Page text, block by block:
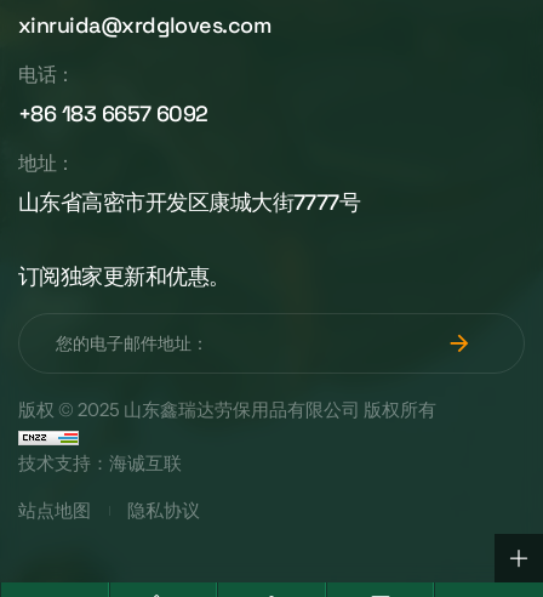
xinruida@xrdgloves.com
电话：
+86 183 6657 6092
地址：
山东省高密市开发区康城大街7777号
订阅独家更新和优惠。
版权 © 2025 山东鑫瑞达劳保用品有限公司 版权所有
技术支持：海诚互联
站点地图 隐私协议